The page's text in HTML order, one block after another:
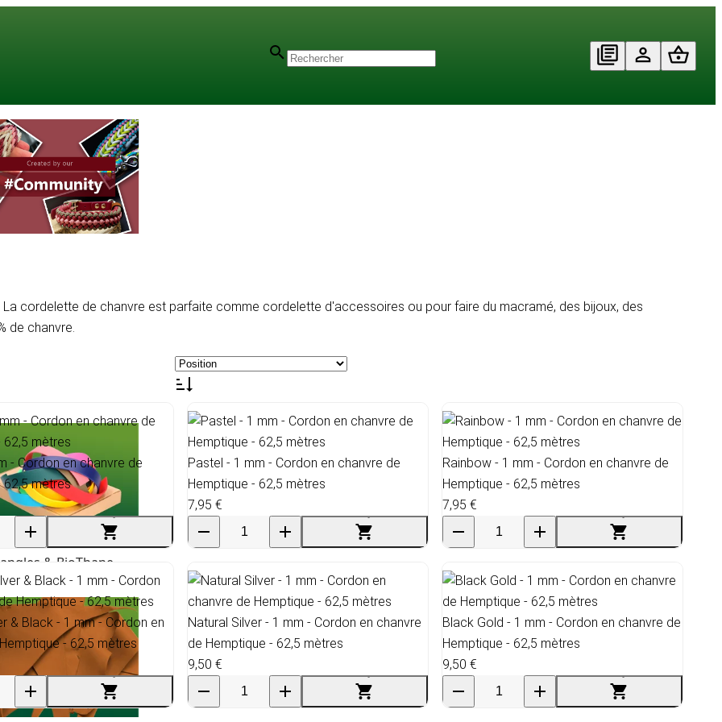
& BioThane
1 mm - Multi-Couleurs
cordelette de chanvre est parfaite comme cordelette d'accessoires ou pour faire du macramé, des bijoux, des
de chanvre.
- Cordon en chanvre de
62,5 mètres
Pastel - 1 mm - Cordon en chanvre de
Hemptique - 62,5 mètres
7,95 €
Rainbow - 1 mm - Cordon en chanvre de
Hemptique - 62,5 mètres
7,95 €
& Black - 1 mm - Cordon en
- 62,5 mètres
Natural Silver - 1 mm - Cordon en chanvre
de Hemptique - 62,5 mètres
9,50 €
Black Gold - 1 mm - Cordon en chanvre de
Hemptique - 62,5 mètres
9,50 €